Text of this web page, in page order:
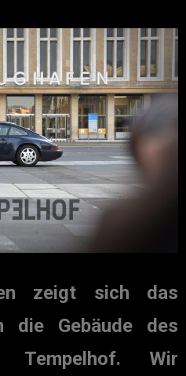
zeigt sich das
die Gebäude des
Tempelhof. Wir